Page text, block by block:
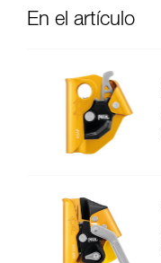
En el artículo